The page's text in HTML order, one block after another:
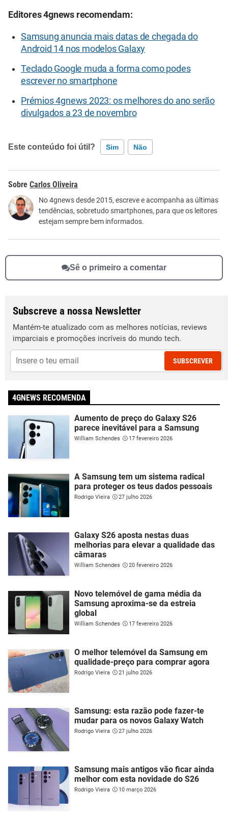
Editores 4gnews recomendam:
Samsung anuncia mais datas de chegada do
Android 14 nos modelos Galaxy
Teclado Google muda a forma como podes
escrever no smartphone
Prémios 4gnews 2023: os melhores do ano serão
divulgados a 23 de novembro
Este conteúdo foi útil? Sim Não
Este conteúdo contém informação incorreta
Este conteúdo não tem a informação que procuro
Outro
Carlos Oliveira
No 4gnews desde 2015, escreve e acompanha as últimas
tendências, sobretudo smartphones, para que os leitores
estejam sempre bem informados.
Sê o primeiro a comentar
Subscreve a nossa Newsletter
Mantém-te atualizado com as melhores notícias, reviews
imparciais e promoções incríveis do mundo tech.
SUBSCREVER
4GNEWS RECOMENDA
Aumento de preço do Galaxy S26
parece inevitável para a Samsung
William Schendes 17 fevereiro 2026
A Samsung tem um sistema radical
para proteger os teus dados pessoais
Rodrigo Vieira 27 julho 2026
Galaxy S26 aposta nestas duas
melhorias para elevar a qualidade das
câmaras
William Schendes 20 fevereiro 2026
Novo telemóvel de gama média da
Samsung aproxima-se da estreia
global
William Schendes 17 fevereiro 2026
O melhor telemóvel da Samsung em
qualidade-preço para comprar agora
Rodrigo Vieira 21 julho 2026
Samsung: esta razão pode fazer-te
mudar para os novos Galaxy Watch
Rodrigo Vieira 27 julho 2026
Samsung mais antigos vão ficar ainda
melhor com esta novidade do S26
Rodrigo Vieira 10 março 2026